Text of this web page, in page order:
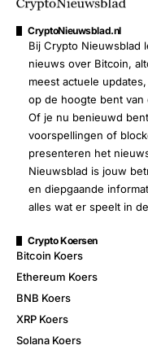
CryptoNieuwsblad.nl
Bij Crypto Nieuwsblad
nieuws over Bitcoin,
meest actuele
op de hoogte bent
Of je nu benieuwd
voorspellingen of
presenteren het
Nieuwsblad is jouw
en diepgaande
alles wat er speelt in
Crypto Koersen
Bitcoin Koers
Ethereum Koers
BNB Koers
XRP Koers
Solana Koers